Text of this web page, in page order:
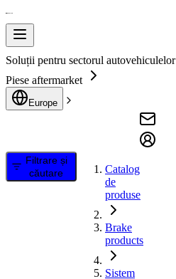
Soluții pentru sectorul autovehiculelor
Piese aftermarket
Europe
Filtrare și
căutare
Catalog
de
produse
Brake
products
Sistem